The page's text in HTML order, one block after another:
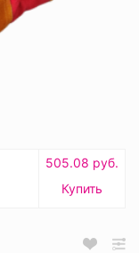
505.08 руб.
Купить